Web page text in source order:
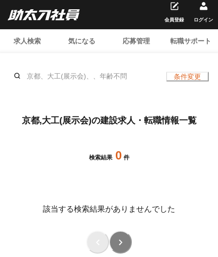
求人検索 気になる 応募管理 転職サポート
会員登録 ログイン
京都、大工(展示会)、、年齢不問 条件変更
京都,大工(展示会)の建設求人・転職情報一覧
検索結果 0 件
該当する検索結果がありませんでした